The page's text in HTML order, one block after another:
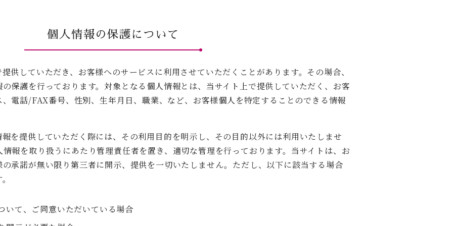
個人情報の保護について
供していただき、お客様へのサービスに利用させていただくことがあります。その場合、
保護を行っております。対象となる個人情報とは、当サイト上で提供していただく、お客
電話/FAX番号、性別、生年月日、職業、など、お客様個人を特定することのできる情報
を提供していただく際には、その利用目的を明示し、その目的以外には利用いたしませ
報を取り扱うにあたり管理責任者を置き、適切な管理を行っております。当サイトは、お
承諾が無い限り第三者に開示、提供を一切いたしません。ただし、以下に該当する場合
いて、ご同意いただいている場合